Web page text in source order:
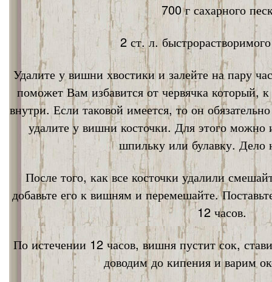
700 г сахарного
2 ст. л.
Удалите у вишни хвостики и залейте на пару
поможет Вам избавится от червячка который,
внутри. Если таковой имеется, то он
удалите у вишни косточки. Для этого можно
шпильку или булавку. Дело
После того, как все косточки удалили
добавьте его к вишням и перемешайте.
12 часов.
По истечении 12 часов, вишня пустит сок,
доводим до кипения и варим